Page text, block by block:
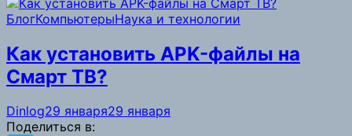
Copy
БлогКомпьютерыНаука и технологии
Как установить APK-файлы на
Смарт ТВ?
Dinlog29 января29 января
Поделиться в: